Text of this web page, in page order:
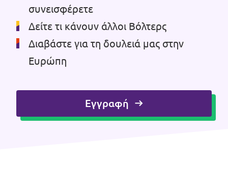
Έλα μαζί μας!
συνεισφέρετε
Δείτε τι κάνουν άλλοι Βόλτερς
Διαβάστε για τη δουλειά μας στην
Ευρώπη
Εγγραφή